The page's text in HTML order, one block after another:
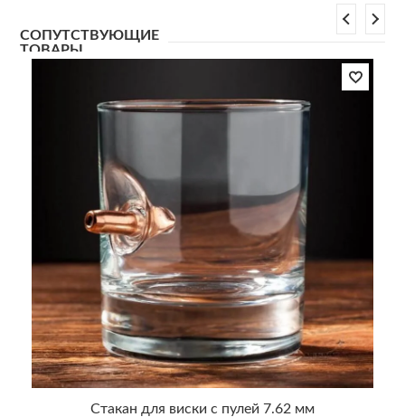
СОПУТСТВУЮЩИЕ
ТОВАРЫ
Стакан для виски с пулей 7.62 мм